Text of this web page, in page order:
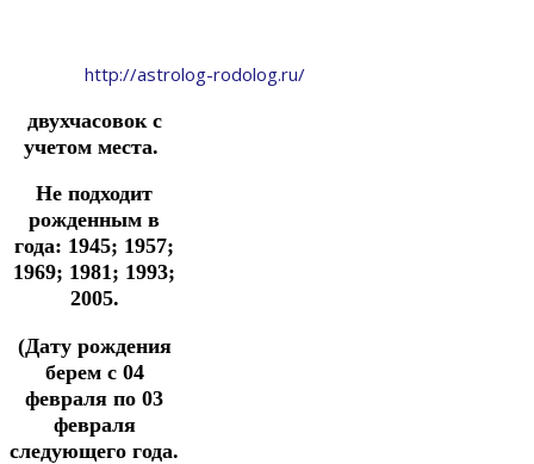
http://astrolog-rodolog.ru/
двухчасовок с
учетом места.
Не подходит
рожденным в
года: 1945; 1957;
1969; 1981; 1993;
2005.
(Дату рождения
берем с 04
февраля по 03
февраля
следующего года.